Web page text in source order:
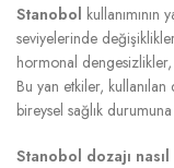
Stanobol
seviyelerinde
hormonal dengesizlikler,
Bu yan etkiler, kullanılan
bireysel sağlık
Stanobol dozajı